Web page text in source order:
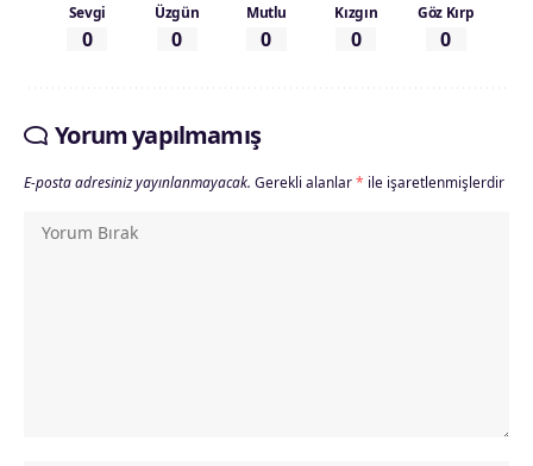
Sevgi
0
Üzgün
0
Mutlu
0
Kızgın
0
Göz Kırp
0
Yorum yapılmamış
E-posta adresiniz yayınlanmayacak. Gerekli alanlar* ile işaretlenmişlerdir